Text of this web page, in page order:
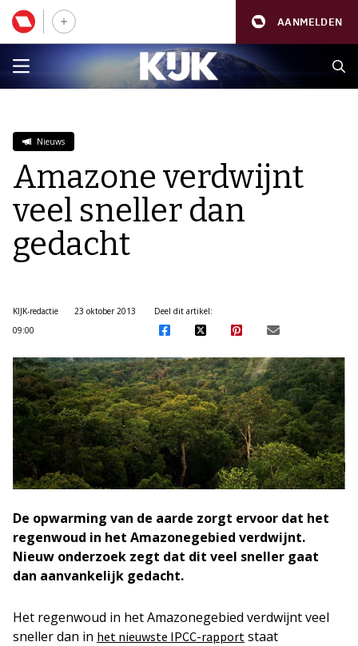
AANMELDEN
Nieuws
Amazone verdwijnt
veel sneller dan
gedacht
KIJK-redactie
23 oktober 2013
09:00
Deel dit artikel:
De opwarming van de aarde zorgt ervoor dat het
regenwoud in het Amazonegebied verdwijnt.
Nieuw onderzoek zegt dat dit veel sneller gaat
dan aanvankelijk gedacht.
Het regenwoud in het Amazonegebied verdwijnt veel
sneller dan in het nieuwste IPCC-rapport staat